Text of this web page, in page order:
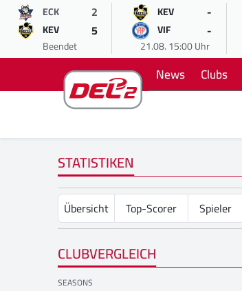
ECK 2
KEV 5
Beendet
KEV -
VIF -
21.08. 15:00 Uhr
News Clubs
STATISTIKEN
Übersicht Top-Scorer Spieler
CLUBVERGLEICH
SEASONS